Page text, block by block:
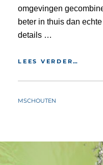
omgevingen
beter in thuis dan
details …
LEES VERDER…
BY
MSCHOUTEN